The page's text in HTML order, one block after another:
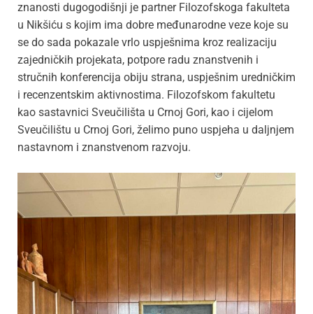
znanosti dugogodišnji je partner Filozofskoga fakulteta
u Nikšiću s kojim ima dobre međunarodne veze koje su
se do sada pokazale vrlo uspješnima kroz realizaciju
zajedničkih projekata, potpore radu znanstvenih i
stručnih konferencija obiju strana, uspješnim uredničkim
i recenzentskim aktivnostima. Filozofskom fakultetu
kao sastavnici Sveučilišta u Crnoj Gori, kao i cijelom
Sveučilištu u Crnoj Gori, želimo puno uspjeha u daljnjem
nastavnom i znanstvenom razvoju.